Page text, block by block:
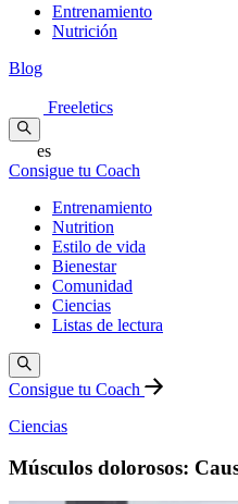
Entrenamiento
Nutrición
Blog
Freeletics
es
Consigue tu Coach
Entrenamiento
Nutrition
Estilo de vida
Bienestar
Comunidad
Ciencias
Listas de lectura
Consigue tu Coach
Ciencias
Músculos dolorosos: